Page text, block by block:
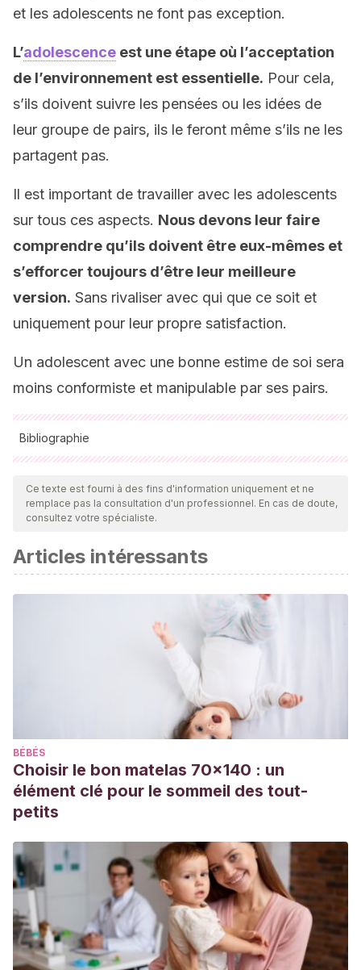
et les adolescents ne font pas exception.
L’adolescence est une étape où l’acceptation
de l’environnement est essentielle. Pour cela,
s’ils doivent suivre les pensées ou les idées de
leur groupe de pairs, ils le feront même s’ils ne les
partagent pas.
Il est important de travailler avec les adolescents
sur tous ces aspects. Nous devons leur faire
comprendre qu’ils doivent être eux-mêmes et
s’efforcer toujours d’être leur meilleure
version. Sans rivaliser avec qui que ce soit et
uniquement pour leur propre satisfaction.
Un adolescent avec une bonne estime de soi sera
moins conformiste et manipulable par ses pairs.
Bibliographie
Toutes les sources citées ont été examinées en profondeur
par notre équipe pour garantir leur qualité, leur fiabilité, leur
actualité et leur validité. La bibliographie de cet article a été
ou scientifique
McLeod, S. (2018). Solomon Asch-Conformity Experiment.
SimplyPsychology. Viitattu, 3, 2020.
https://www.simplypsychology.org/asch-conformity.html?
Coos Salgado, L. L., Mora Acevedo, G., Ramírez González,
V. G., & Reyes Alvarez, D. A. (2019). Conformismo social.
https://repositorio.lasalle.mx/handle/lasalle/2094
Ce texte est fourni à des fins d'information uniquement et ne
remplace pas la consultation d'un professionnel. En cas de doute,
consultez votre spécialiste.
Articles intéressants
BÉBÉS
Choisir le bon matelas 70x140 : un
élément clé pour le sommeil des tout-
petits